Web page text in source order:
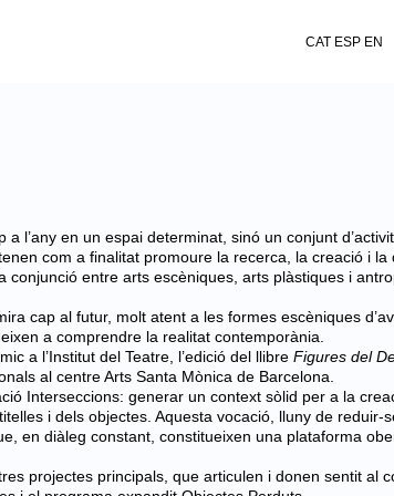
CAT ESP EN
l’any en un espai determinat, sinó un conjunt
com a finalitat promoure la recerca, la creació i la
conjunció entre arts escèniques, arts plàstiques i
cap al futur, molt atent a les formes escèniques
a comprendre la realitat contemporània.
a l’Institut del Teatre, l’edició del llibre Figures del
al centre Arts Santa Mònica de Barcelona.
Interseccions: generar un context sòlid per a la
i dels objectes. Aquesta vocació, lluny de reduir-
en diàleg constant, constitueixen una plataforma
projectes principals, que articulen i donen sentit al